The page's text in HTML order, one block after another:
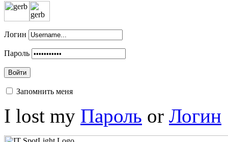
Логин
Пароль
Войти
Запомнить меня
I lost my Пароль or Логин